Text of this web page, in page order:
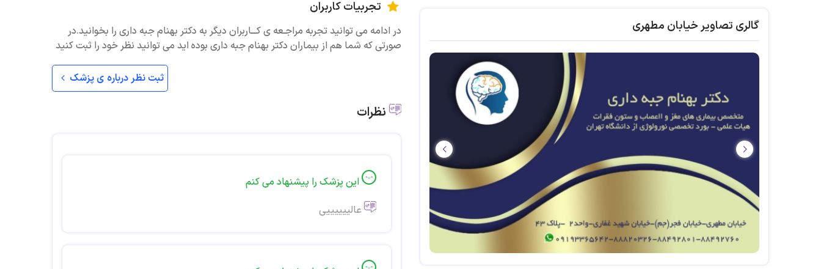
گالری تصاویر خیابان مطهری
تجربیات کاربران
در ادامه می توانید تجربه مراجـعه ی کـــاربران دیگر به دکتر بهنام جبه داری را بخوانید.در
صورتی که شما هم از بیماران دکتر بهنام جبه داری بوده اید می توانید نظر خود را ثبت کنید
ثبت نظر درباره ی پزشک
نظرات
این پزشک را پیشنهاد می کنم
عالییییییی